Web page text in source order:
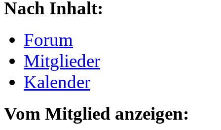
Nach Inhalt:
Forum
Mitglieder
Kalender
Vom Mitglied anzeigen: